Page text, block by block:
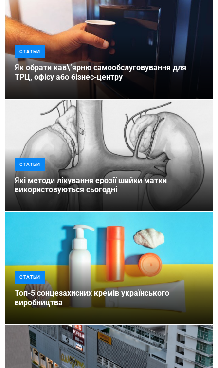
СТАТЬИ
Як обрати кав\’ярню самообслуговування для
ТРЦ, офісу або бізнес-центру
СТАТЬИ
Які методи лікування ерозії шийки матки
використовуються сьогодні
СТАТЬИ
Топ-5 сонцезахисних кремів українського
виробництва